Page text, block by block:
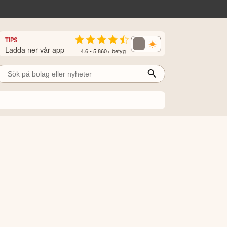
TIPS
Ladda ner vår app 4.6 • 5 860+ betyg